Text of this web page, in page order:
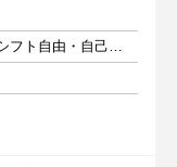
週1日以上 1日6時間以上 シフト自由・自己申告